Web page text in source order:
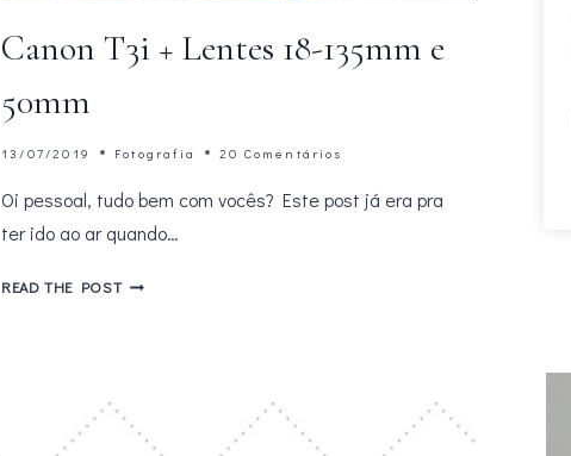
Canon T3i + Lentes 18-135mm e
50mm
13/07/2019 Fotografia 20 Comentários
Oi pessoal, tudo bem com vocês? Este post já era pra
ter ido ao ar quando…
READ THE POSTCANON
135MM